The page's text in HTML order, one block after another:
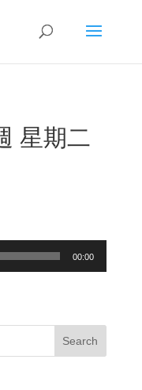
星期二
00:00